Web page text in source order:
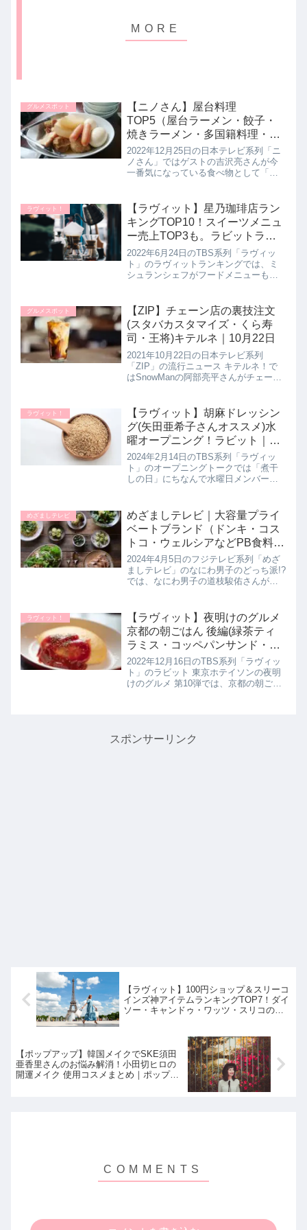
グルメスポット
【ニノさん】屋台料理
TOP5（屋台ラーメン・餃子・
焼きラーメン・多国籍料理・お
でん）12月25日
2022年12月25日の日本テレビ系列「ニ
ノさん」ではゲストの吉沢亮さんが今
一番気になっている食べ物として「屋
査した絶品の屋台グルメを５品教えて
くれたので詳しく紹介します...
ラヴィット！
【ラヴィット】星乃珈琲店ラン
キングTOP10！スイーツメニュ
ー売上TOP3も。ラビットラン
キング｜6月24日
2022年6月24日のTBS系列「ラヴィッ
ト」のラヴィットランキングでは、ミ
シュランシェフがフードメニューも充
がオススメするメニュー16品を試食し
てガチンコ採点！プロが厳選...
グルメスポット
【ZIP】チェーン店の裏技注文
(スタバカスタマイズ・くら寿
司・王将)キテルネ｜10月22日
2021年10月22日の日本テレビ系列
「ZIP」の流行ニュース キテルネ！で
はSnowManの阿部亮平さんがチェーン
注文からスターバックスのカスタマイ
ズ注文方法まで！いつも...
ラヴィット！
【ラヴィット】胡麻ドレッシン
グ(矢田亜希子さんオススメ)水
曜オープニング！ラビット｜
2024年2月14日
2024年2月14日のTBS系列「ラヴィッ
ト」のオープニングトークでは「煮干
しの日」にちなんで水曜日メンバーの
んの【金笛 胡麻ドレッシング】を教え
てくれたので詳しく紹介しま...
めざましテレビ
めざましテレビ｜大容量プライ
ベートブランド（ドンキ・コス
トコ・ウェルシアなどPB食料品
or日用品）なにわ男子のどっち
派!?4月5日
2024年4月5日のフジテレビ系列「めざ
ましテレビ」のなにわ男子のどっち派!?
では、なにわ男子の道枝駿佑さんが大
と、実用性があり種類豊富な日用品を
教えてくれたので詳しく紹介し...
ラヴィット！
【ラヴィット】夜明けのグルメ
京都の朝ごはん 後編(緑茶ティ
ラミス・コッペパンサンド・オ
ムライス)ラビット！12月16日
2022年12月16日のTBS系列「ラヴィッ
ト」のラビット 東京ホテイソンの夜明
けのグルメ 第10弾では、京都の朝ごは
スポンサーリンク
【ラヴィット】100円ショップ＆スリーコ
インズ神アイテムランキングTOP7！ダイ
ソー・キャンドゥ・ワッツ・スリコの最
【ポップアップ】韓国メイクでSKE須田
亜香里さんのお悩み解消！小田切ヒロの
開運メイク 使用コスメまとめ｜ポップUP